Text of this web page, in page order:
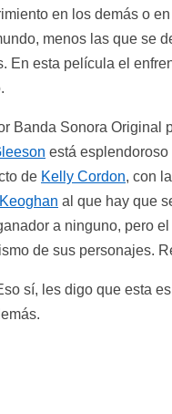
en los demás o
menos las que se
En esta película el
Banda Sonora Original
está esplendoroso
de Kelly Cordon, con
al que hay que
a ninguno, pero
de sus personajes.
sí, les digo que esta